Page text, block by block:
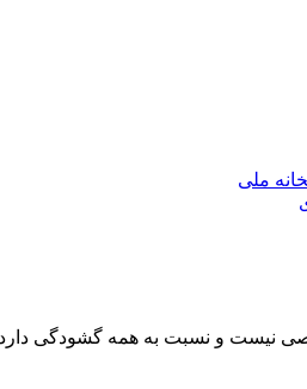
ملی
نیست و نسبت به همه گشودگی